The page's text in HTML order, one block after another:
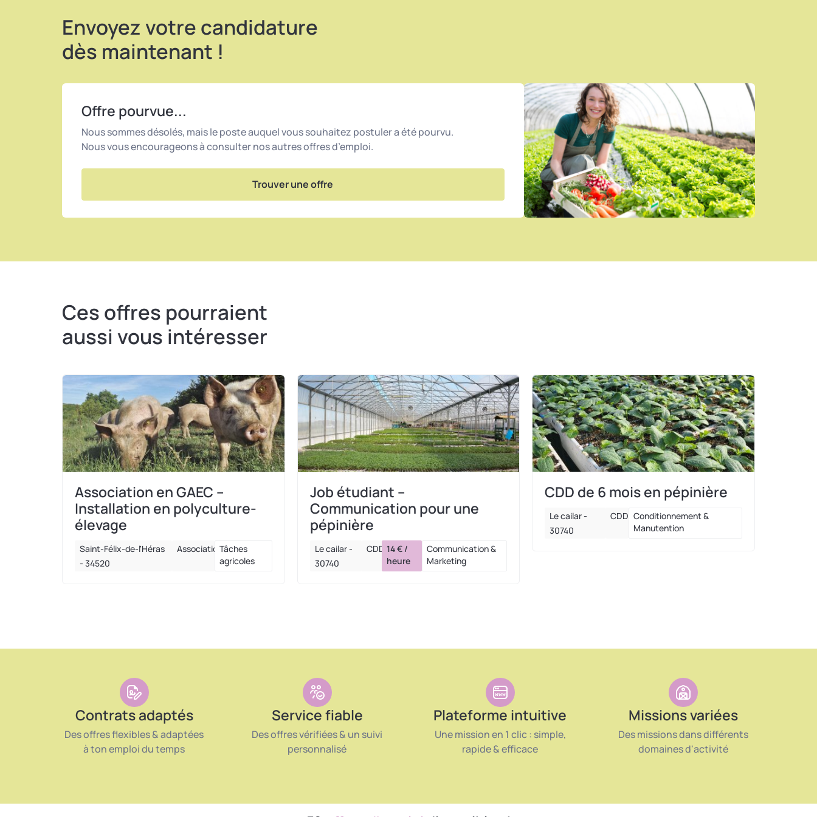
Environnement de travail bienveillant, avec accompagnement et transmission assurés par
l’exploitant
Envoyez votre candidature
dès maintenant !
Offre pourvue...
Nous sommes désolés, mais le poste auquel vous souhaitez postuler a été pourvu.
Nous vous encourageons à consulter nos autres offres d’emploi.
Trouver une offre
Ces offres pourraient
aussi vous intéresser
Association en GAEC –
Installation en polyculture-
élevage
Saint-Félix-de-l'Héras
- 34520
AssociationTâches
agricoles
Job étudiant –
Communication pour une
pépinière
Le cailar -
30740
CDD 14 € /
heure
Communication &
Marketing
CDD de 6 mois en pépinière
Le cailar -
30740
CDD Conditionnement &
Manutention
Contrats adaptés
Des offres flexibles & adaptées
à ton emploi du temps
Service fiable
Des offres vérifiées & un suivi
personnalisé
Plateforme intuitive
Une mission en 1 clic : simple,
rapide & efficace
Missions variées
Des missions dans différents
domaines d'activité